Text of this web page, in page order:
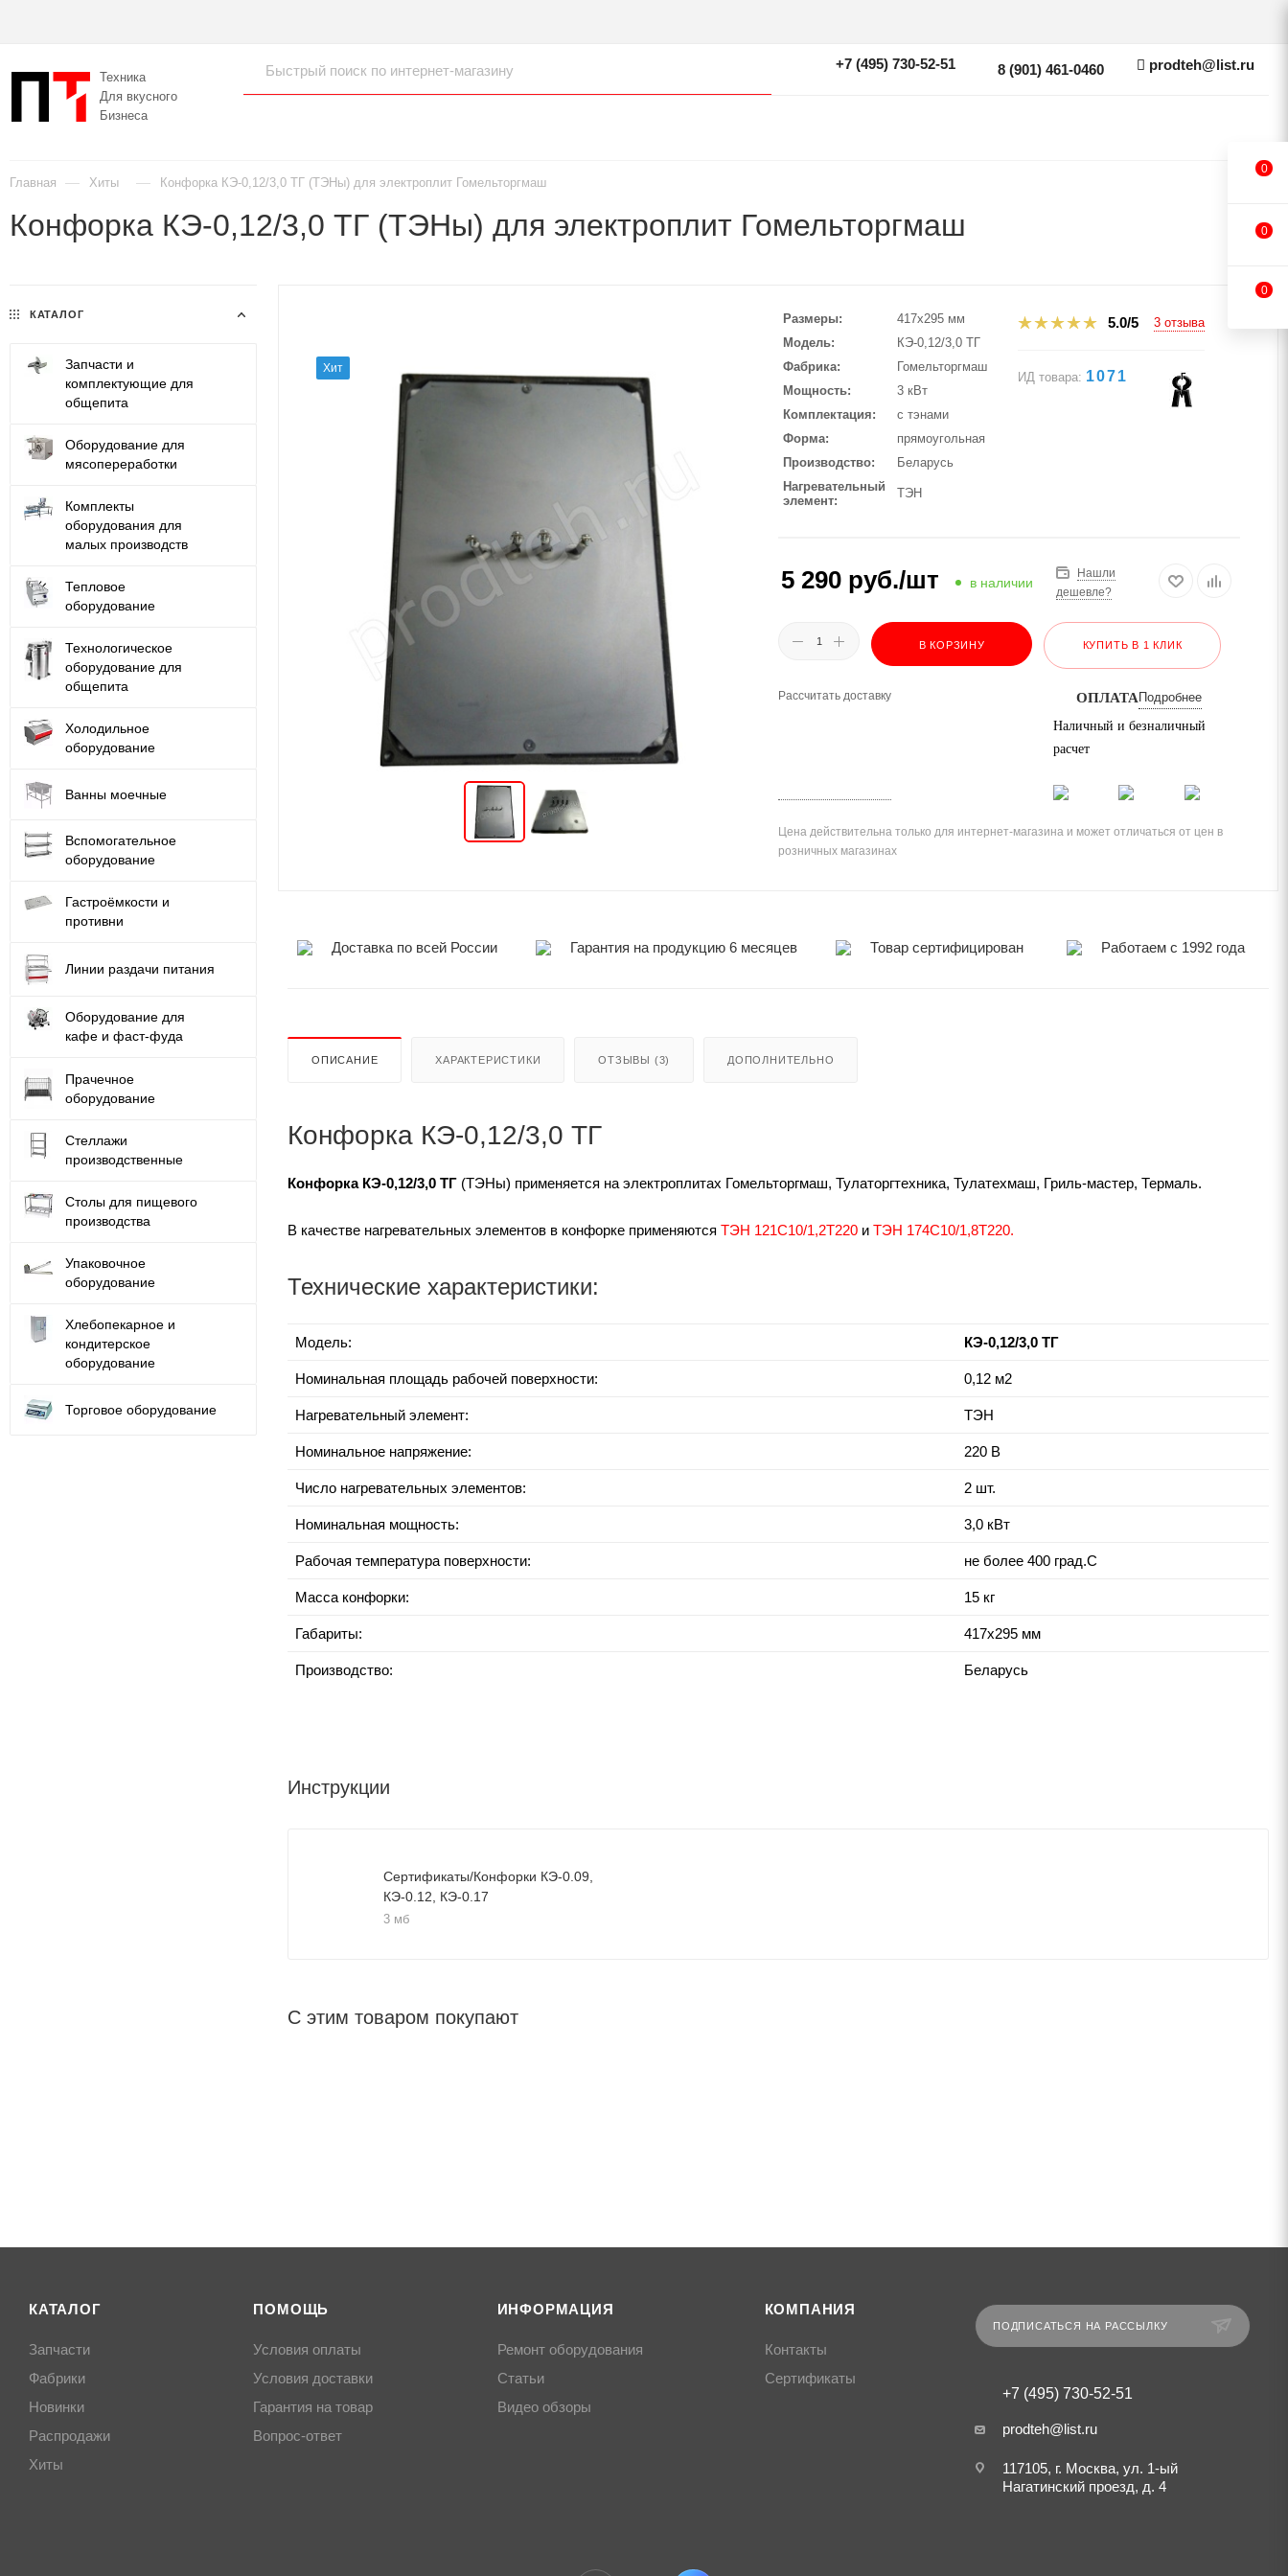
Техника
Для вкусного
Бизнеса
+7 (495) 730-52-51 8 (901) 461-0460 prodteh@list.ru
Главная — Хиты — Конфорка КЭ-0,12/3,0 ТГ (ТЭНы) для электроплит Гомельторгмаш
Конфорка КЭ-0,12/3,0 ТГ (ТЭНы) для электроплит Гомельторгмаш
Хит
Размеры
417х295 мм
Модель
КЭ-0,12/3,0 ТГ
Фабрика
Гомельторгмаш
Мощность
3 кВт
Комплектация
с тэнами
Форма
прямоугольная
Производство
Беларусь
Нагревательный
элемент
ТЭН
5.0/5 3 отзыва
ИД товара: 1071
5 290 руб./шт в наличии
Нашли
дешевле?
В КОРЗИНУ КУПИТЬ В 1 КЛИК
Рассчитать доставку ОПЛАТА Подробнее
Наличный и безналичный
расчет
Цена действительна только для интернет-магазина и может отличаться от цен в
розничных магазинах
Доставка по всей России Гарантия на продукцию 6 месяцев Товар сертифицирован Работаем с 1992 года
ОПИСАНИЕ ХАРАКТЕРИСТИКИ ОТЗЫВЫ (3) ДОПОЛНИТЕЛЬНО
Конфорка КЭ-0,12/3,0 ТГ
Конфорка КЭ-0,12/3,0 ТГ (ТЭНы) применяется на электроплитах Гомельторгмаш, Тулаторгтехника, Тулатехмаш, Гриль-мастер, Термаль.
В качестве нагревательных элементов в конфорке применяются ТЭН 121С10/1,2Т220 и ТЭН 174С10/1,8Т220.
Технические характеристики:
Модель: КЭ-0,12/3,0 ТГ
Номинальная площадь рабочей поверхности: 0,12 м2
Нагревательный элемент: ТЭН
Номинальное напряжение: 220 В
Число нагревательных элементов: 2 шт.
Номинальная мощность: 3,0 кВт
Рабочая температура поверхности: не более 400 град.С
Масса конфорки: 15 кг
Габариты: 417x295 мм
Производство: Беларусь
Инструкции
Сертификаты/Конфорки КЭ-0.09,
КЭ-0.12, КЭ-0.17
3 мб
С этим товаром покупают
КАТАЛОГ
Запчасти и
комплектующие для
общепита
Оборудование для
мясопереработки
Комплекты
оборудования для
малых производств
Тепловое
оборудование
Технологическое
оборудование для
общепита
Холодильное
оборудование
Ванны моечные
Вспомогательное
оборудование
Гастроёмкости и
противни
Линии раздачи питания
Оборудование для
кафе и фаст-фуда
Прачечное
оборудование
Стеллажи
производственные
Столы для пищевого
производства
Упаковочное
оборудование
Хлебопекарное и
кондитерское
оборудование
Торговое оборудование
КАТАЛОГ
Запчасти
Фабрики
Новинки
Распродажи
Хиты
ПОМОЩЬ
Условия оплаты
Условия доставки
Гарантия на товар
Вопрос-ответ
ИНФОРМАЦИЯ
Ремонт оборудования
Статьи
Видео обзоры
КОМПАНИЯ
Контакты
Сертификаты
ПОДПИСАТЬСЯ НА РАССЫЛКУ
+7 (495) 730-52-51
prodteh@list.ru
117105, г. Москва, ул. 1-ый
Нагатинский проезд, д. 4
0
0
0